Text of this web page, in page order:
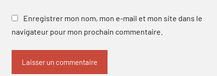
Enregistrer mon nom, mon e-mail et mon site dans le
navigateur pour mon prochain commentaire.